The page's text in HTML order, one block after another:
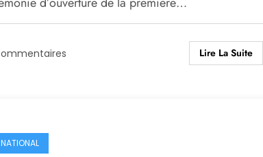
(JPCI) : LE
MINISTRE APPELLE
PLANIFICATION
DU PROGRAMME
EN PHASE AVEC
RÉALITÉS SOCIALES .
Lire La Suite